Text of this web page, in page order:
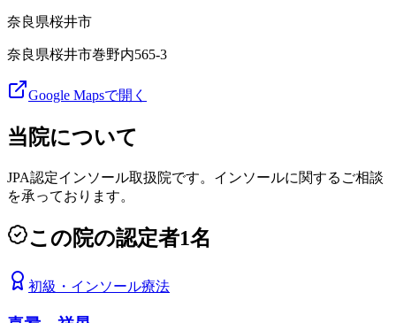
奈良県桜井市
奈良県桜井市巻野内565-3
Google Mapsで開く
当院について
JPA認定インソール取扱院です。インソールに関するご相談
を承っております。
この院の認定者1名
初級 ・ インソール療法